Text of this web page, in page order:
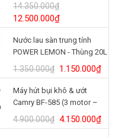
14.350.000₫
Giá
gốc
là:
14.350.000₫.
12.500.000₫Giá
hiện
tại
là:
12.500.000₫.
Nước lau sàn trung tính
POWER LEMON - Thùng 20L
1.350.000₫ Giá
gốc
là:
1.350.000₫.
1.150.000₫Giá
hiện
Máy hút bụi khô & ướt
Camry BF-585 (3 motor –
80L)
4.900.000₫ Giá
gốc
4.150.000₫Giá
hiện